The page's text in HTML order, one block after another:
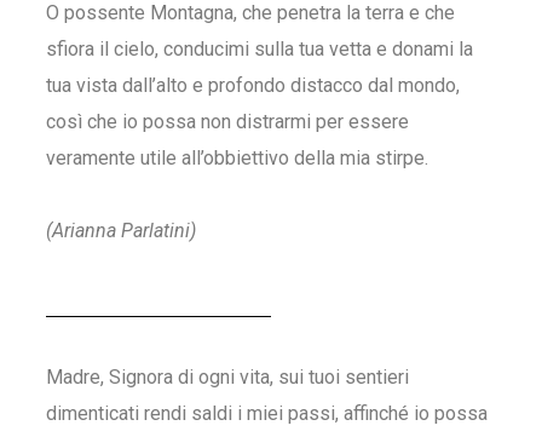
O possente Montagna, che penetra la terra e che
sfiora il cielo, conducimi sulla tua vetta e donami la
tua vista dall’alto e profondo distacco dal mondo,
così che io possa non distrarmi per essere
veramente utile all’obbiettivo della mia stirpe.
(Arianna Parlatini)
Madre, Signora di ogni vita, sui tuoi sentieri
dimenticati rendi saldi i miei passi, affinché io possa